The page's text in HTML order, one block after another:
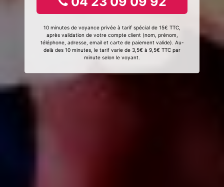
10 minutes de voyance privée à tarif spécial de 15€ TTC,
après validation de votre compte client (nom, prénom,
téléphone, adresse, email et carte de paiement valide). Au-
delà des 10 minutes, le tarif varie de 3,5€ à 9,5€ TTC par
minute selon le voyant.